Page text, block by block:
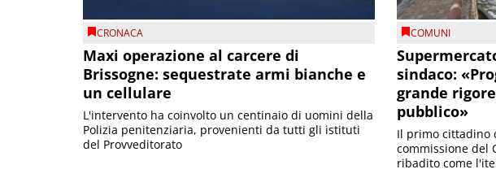
CRONACA
Maxi operazione al carcere di
Brissogne: sequestrate armi bianche e
un cellulare
L'intervento ha coinvolto un centinaio di uomini della
Polizia penitenziaria, provenienti da tutti gli istituti
del Provveditorato
COMUNI
sindaco:
grande
pubblico»
Il primo cittadino
commissione del
ribadito come